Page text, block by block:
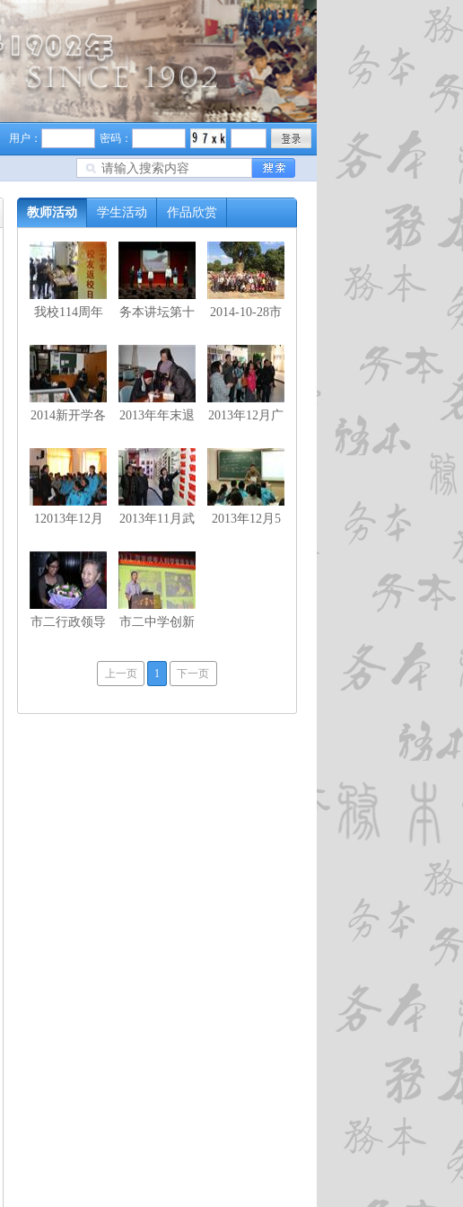
用户： 密码：
教师活动 学生活动 作品欣赏
我校114周年
务本讲坛第十
翼》
2014-10-28市
职工游闵行马
桥韩湘子水博
园-古藤园
2014新开学各
学期教学计划
2013年年末退
2013年12月广
访
12013年12月
基地活动
2013年11月武
问市二中学
2013年12月5
市二行政领导
代表访问上海
市首批特级教
师陈美兰老师
市二中学创新
海未成年人科
学素质发展论
上一页 1 下一页